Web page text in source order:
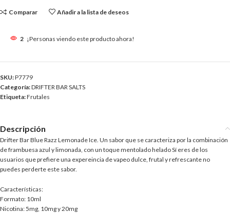
Comparar Añadir a la lista de deseos
2 ¡Personas viendo este producto ahora!
SKU:P7779
Categoría:DRIFTER BAR SALTS
Etiqueta:Frutales
Descripción
Drifter Bar Blue Razz Lemonade Ice. Un sabor que se caracteriza por la combinación
de frambuesa azul y limonada, con un toque mentolado helado Sí eres de los
usuarios que prefiere una expereincia de vapeo dulce, frutal y refrescante no
puedes perderte este sabor.
Características:
Formato: 10ml
Nicotina: 5mg, 10mg y 20mg